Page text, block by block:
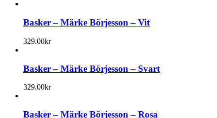
Basker – Märke Börjesson – Vit
329.00kr
Basker – Märke Börjesson – Svart
329.00kr
Basker – Märke Börjesson – Rosa